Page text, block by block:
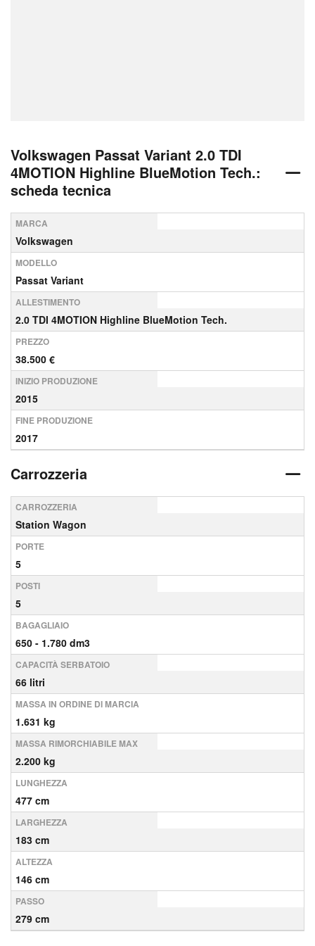
Volkswagen Passat Variant 2.0 TDI
4MOTION Highline BlueMotion Tech.:
scheda tecnica
MARCA
Volkswagen
MODELLO
Passat Variant
ALLESTIMENTO
2.0 TDI 4MOTION Highline BlueMotion Tech.
PREZZO
38.500 €
INIZIO PRODUZIONE
2015
FINE PRODUZIONE
2017
Carrozzeria
CARROZZERIA
Station Wagon
PORTE
5
POSTI
5
BAGAGLIAIO
650 - 1.780 dm3
CAPACITÀ SERBATOIO
66 litri
MASSA IN ORDINE DI MARCIA
1.631 kg
MASSA RIMORCHIABILE MAX
2.200 kg
LUNGHEZZA
477 cm
LARGHEZZA
183 cm
ALTEZZA
146 cm
PASSO
279 cm